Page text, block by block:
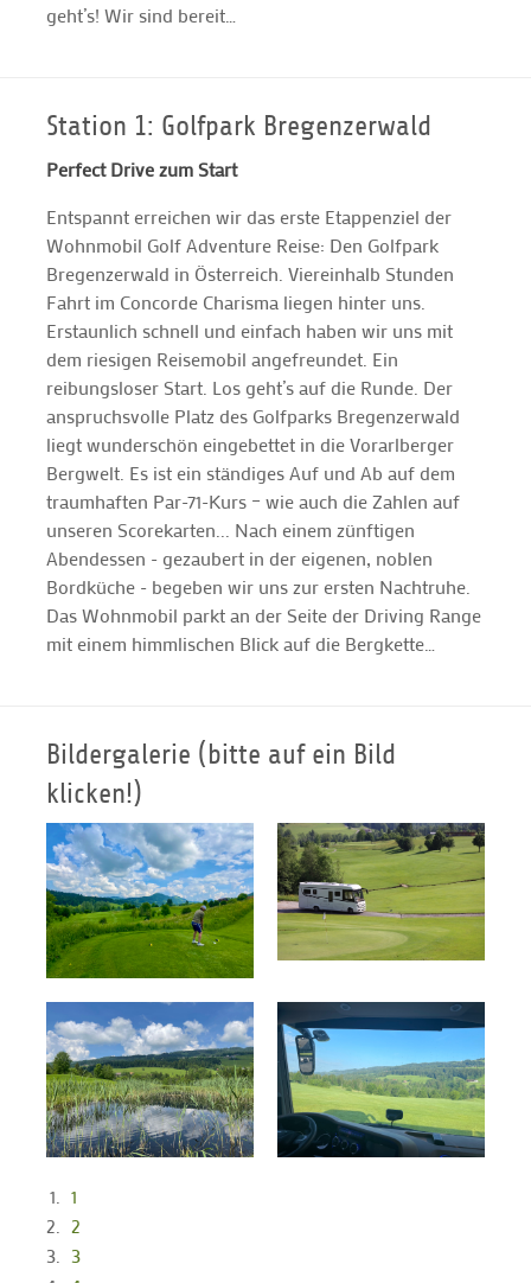
geht’s! Wir sind bereit…
Station 1: Golfpark Bregenzerwald
Perfect Drive zum Start
Entspannt erreichen wir das erste Etappenziel der
Wohnmobil Golf Adventure Reise: Den Golfpark
Bregenzerwald in Österreich. Viereinhalb Stunden
Fahrt im Concorde Charisma liegen hinter uns.
Erstaunlich schnell und einfach haben wir uns mit
dem riesigen Reisemobil angefreundet. Ein
reibungsloser Start. Los geht’s auf die Runde. Der
anspruchsvolle Platz des Golfparks Bregenzerwald
liegt wunderschön eingebettet in die Vorarlberger
Bergwelt. Es ist ein ständiges Auf und Ab auf dem
traumhaften Par-71-Kurs – wie auch die Zahlen auf
unseren Scorekarten... Nach einem zünftigen
Abendessen - gezaubert in der eigenen, noblen
Bordküche - begeben wir uns zur ersten Nachtruhe.
Das Wohnmobil parkt an der Seite der Driving Range
mit einem himmlischen Blick auf die Bergkette…
Bildergalerie (bitte auf ein Bild
klicken!)
1
2
3